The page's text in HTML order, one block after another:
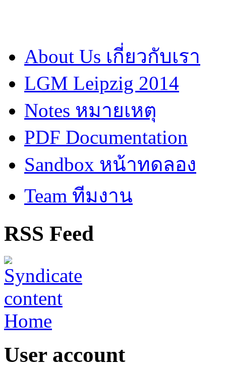
About Us เกี่ยวกับเรา
LGM Leipzig 2014
Notes หมายเหตุ
PDF Documentation
Sandbox หน้าทดลอง
Team ทีมงาน
RSS Feed
Home
User account